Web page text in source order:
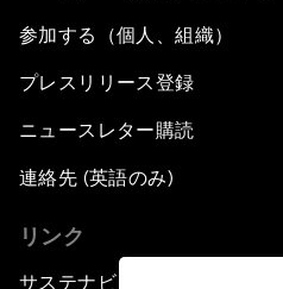
参加する（個人、組織）
プレスリリース登録
ニュースレター購読
連絡先 (英語のみ)
リンク
サステナビリティへの取り組み